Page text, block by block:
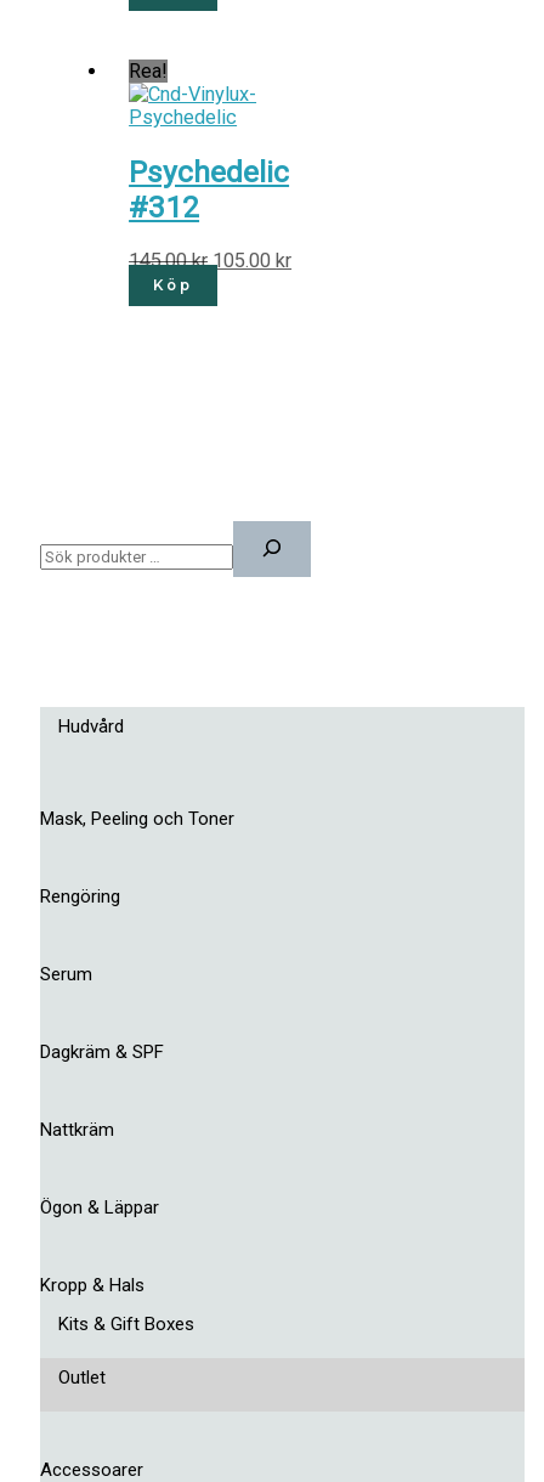
Hudvård
Mask, Peeling och Toner
Rengöring
Serum
Dagkräm & SPF
Nattkräm
Ögon & Läppar
Kropp & Hals
Kits & Gift Boxes
Outlet
Accessoarer
Rea!
Psychedelic
#312
145.00kr 105.00 kr
Köp